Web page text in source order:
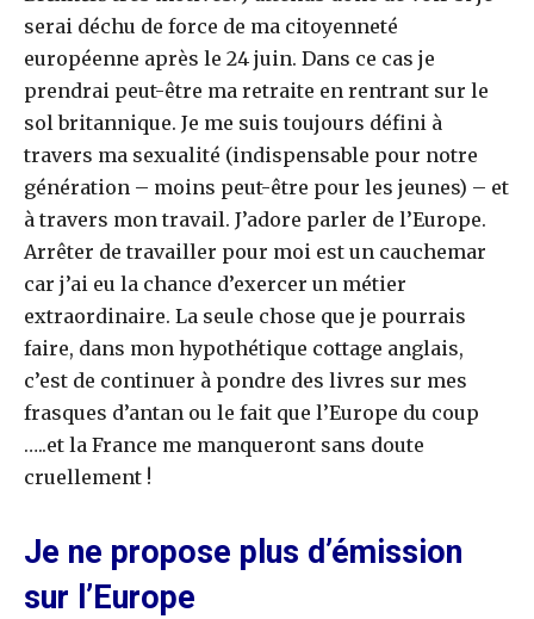
serai déchu de force de ma citoyenneté
européenne après le 24 juin. Dans ce cas je
prendrai peut-être ma retraite en rentrant sur le
sol britannique. Je me suis toujours défini à
travers ma sexualité (indispensable pour notre
génération – moins peut-être pour les jeunes) – et
à travers mon travail. J’adore parler de l’Europe.
Arrêter de travailler pour moi est un cauchemar
car j’ai eu la chance d’exercer un métier
extraordinaire. La seule chose que je pourrais
faire, dans mon hypothétique cottage anglais,
c’est de continuer à pondre des livres sur mes
frasques d’antan ou le fait que l’Europe du coup
…..et la France me manqueront sans doute
cruellement !
Je ne propose plus d’émission
sur l’Europe